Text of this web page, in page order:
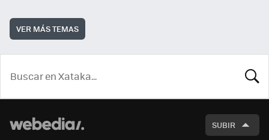
VER MÁS TEMAS
SUBIR